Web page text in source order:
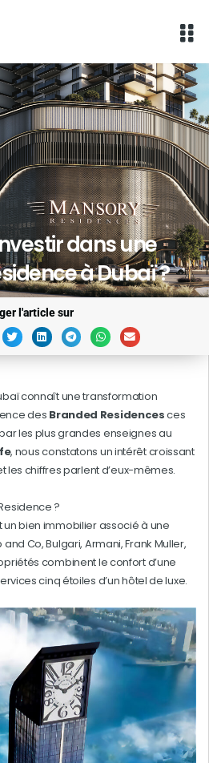
dans une
à Dubaï ?
l'article sur
connaît une transformation
des Branded Residencesces
les plus grandes enseignes au
, nous constatons un intérêt croissant
les chiffres parlent d’eux-mêmes.
?
bien immobilier associé à une
Co, Bulgari, Armani, Frank Muller,
combinent le confort d’une
cinq étoiles d’un hôtel de luxe.